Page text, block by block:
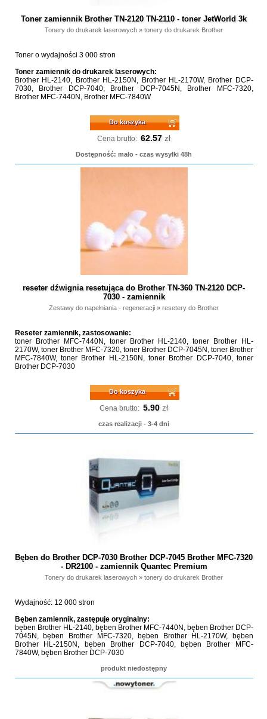
Toner zamiennik Brother TN-2120 TN-2110 - toner JetWorld 3k
Tonery do drukarek laserowych »tonery do drukarek Brother
Toner o wydajności 3 000 stron
Toner zamiennik do drukarek laserowych:
Brother HL-2140, Brother HL-2150N, Brother HL-2170W, Brother DCP-
7030, Brother DCP-7040, Brother DCP-7045N, Brother MFC-7320,
Brother MFC-7440N, Brother MFC-7840W
Do koszyka
Cena brutto: 62.57 zł
Dostępność: mało - czas wysyłki 48h
reseter dźwignia resetująca do Brother TN-360 TN-2120 DCP-
7030 - zamiennik
Zestawy do napełniania - regeneracji »resetery do Brother
Reseter zamiennik, zastosowanie:
toner Brother MFC-7440N, toner Brother HL-2140, toner Brother HL-
2170W, toner Brother MFC-7320, toner Brother DCP-7045N, toner Brother
MFC-7840W, toner Brother HL-2150N, toner Brother DCP-7040, toner
Brother DCP-7030
Do koszyka
Cena brutto: 5.90 zł
czas realizacji - 3-4 dni
Bęben do Brother DCP-7030 Brother DCP-7045 Brother MFC-7320
- DR2100 - zamiennik Quantec Premium
Tonery do drukarek laserowych »tonery do drukarek Brother
Wydajność: 12 000 stron
Bęben zamiennik, zastępuje oryginalny:
bęben Brother HL-2140, bęben Brother MFC-7440N, bęben Brother DCP-
7045N, bęben Brother MFC-7320, bęben Brother HL-2170W, bęben
Brother HL-2150N, bęben Brother DCP-7040, bęben Brother MFC-
7840W, bęben Brother DCP-7030
produkt niedostępny